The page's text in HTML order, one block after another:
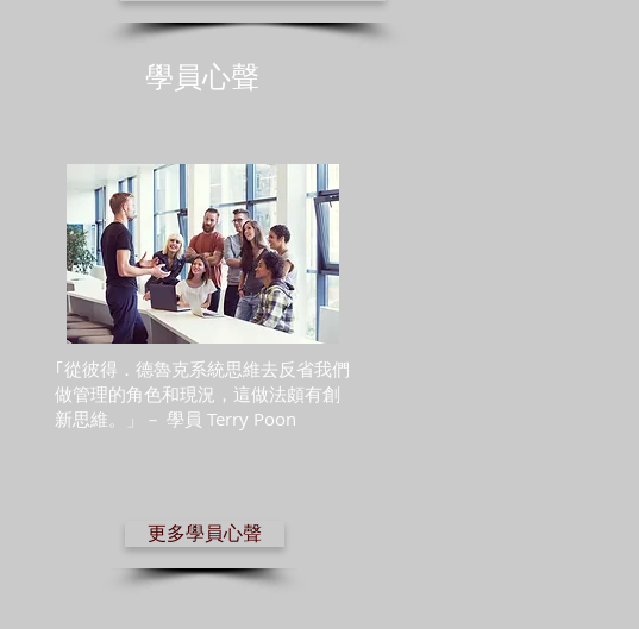
融會貫通：「德魯克
路」對中國本土管理
究的啟示》
學員心聲
｢從彼得 ． 德魯克系統思維去反省我們
做管理的角色和現況，這做法頗有創
新思維。」－ 學員 Terry Poon
更多學員心聲